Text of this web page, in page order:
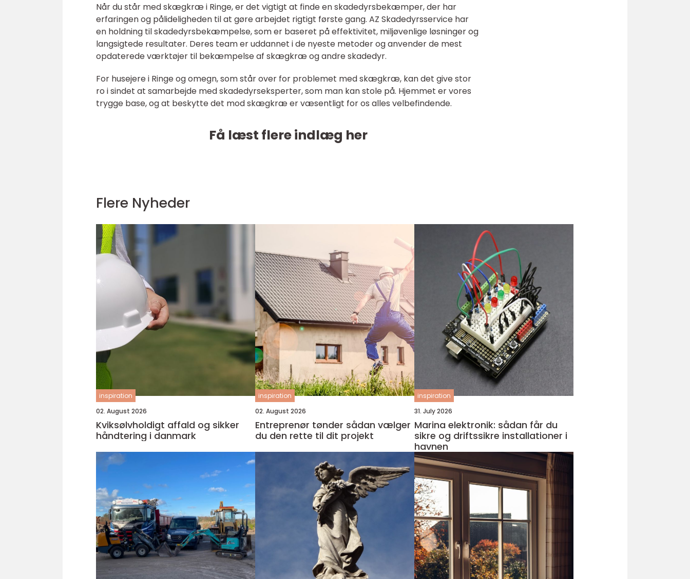
Når du står med skægkræ i Ringe, er det vigtigt at finde en skadedyrsbekæmper, der har
erfaringen og pålideligheden til at gøre arbejdet rigtigt første gang. AZ Skadedyrsservice har
en holdning til skadedyrsbekæmpelse, som er baseret på effektivitet, miljøvenlige løsninger og
langsigtede resultater. Deres team er uddannet i de nyeste metoder og anvender de mest
opdaterede værktøjer til bekæmpelse af skægkræ og andre skadedyr.
For husejere i Ringe og omegn, som står over for problemet med skægkræ, kan det give stor
ro i sindet at samarbejde med skadedyrseksperter, som man kan stole på. Hjemmet er vores
trygge base, og at beskytte det mod skægkræ er væsentligt for os alles velbefindende.
Få læst flere indlæg her
Flere Nyheder
inspiration
02. August 2026
Kviksølvholdigt affald og sikker
håndtering i danmark
inspiration
02. August 2026
Entreprenør tønder sådan vælger
du den rette til dit projekt
inspiration
31. July 2026
Marina elektronik: sådan får du
sikre og driftssikre installationer i
havnen